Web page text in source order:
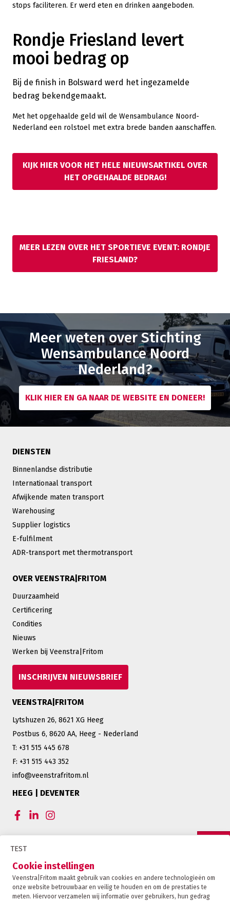
TEST
Cookie instellingen
Veenstra|Fritom maakt gebruik van cookies en andere technologieën om
onze website betrouwbaar en veilig te houden en om de prestaties te
meten. Hiervoor verzamelen wij informatie over gebruikers, hun gedragCONTACT
stops faciliteren. Er werd eten en drinken aangeboden.
Rondje Friesland levert
mooi bedrag op
Bij de finish in Bolsward werd het ingezamelde
bedrag bekendgemaakt.
Met het opgehaalde geld wil de Wensambulance Noord-
Nederland een rolstoel met extra brede banden aanschaffen.
KIJK HIER VOOR HET HELE NIEUWSARTIKEL OVER
HET OPGEHAALDE BEDRAG!
MEER LEZEN OVER HET SPORTIEVE EVENT: RONDJE
FRIESLAND?
Meer weten over Stichting
Wensambulance Noord
Nederland?
KLIK HIER EN GA NAAR DE WEBSITE EN DONEER!
DIENSTEN
Binnenlandse distributie
Internationaal transport
Afwijkende maten transport
Warehousing
Supplier logistics
E-fulfilment
ADR-transport met thermotransport
OVER VEENSTRA|FRITOM
Duurzaamheid
Certificering
Condities
Nieuws
Werken bij Veenstra|Fritom
INSCHRIJVEN NIEUWSBRIEF
VEENSTRA|FRITOM
Lytshuzen 26, 8621 XG Heeg
Postbus 6, 8620 AA, Heeg - Nederland
T: +31 515 445 678
F: +31 515 443 352
info@veenstrafritom.nl
HEEG | DEVENTER